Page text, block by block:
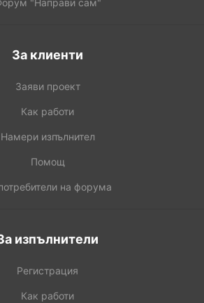
"Направи сам"
За клиенти
Заяви проект
Как работи
Намери изпълнител
Помощ
на форума
изпълнители
Регистрация
Как работи